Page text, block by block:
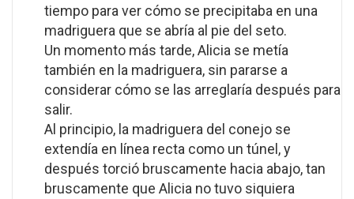
tiempo para ver cómo se precipitaba en una
madriguera que se abría al pie del seto.
Un momento más tarde, Alicia se metía
también en la madriguera, sin pararse a
considerar cómo se las arreglaría después para
salir.
Al principio, la madriguera del conejo se
extendía en línea recta como un túnel, y
después torció bruscamente hacia abajo, tan
bruscamente que Alicia no tuvo siquiera